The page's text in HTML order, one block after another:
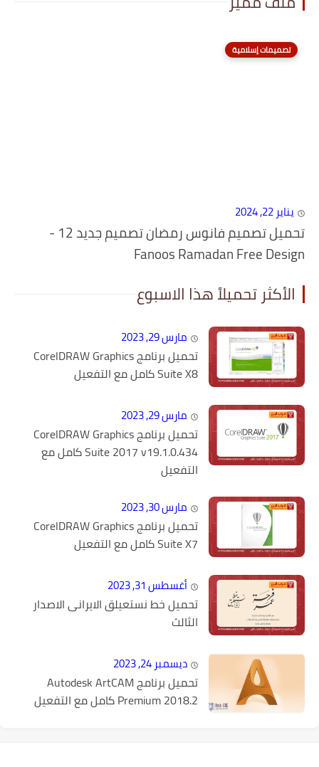
تصميمات إسلامية
يناير 22, 2024
تحميل تصميم فانوس رمضان تصميم جديد 12 -
Fanoos Ramadan Free Design
الأكثر تحميلاً هذا الاسبوع
مارس 29, 2023
تحميل برنامج CorelDRAW Graphics
Suite X8 كامل مع التفعيل
مارس 29, 2023
تحميل برنامج CorelDRAW Graphics
Suite 2017 v19.1.0.434 كامل مع
التفعيل
مارس 30, 2023
تحميل برنامج CorelDRAW Graphics
Suite X7 كامل مع التفعيل
أغسطس 31, 2023
تحميل خط نستعيلق الايرانى الاصدار
الثالث
ديسمبر 24, 2023
تحميل برنامج Autodesk ArtCAM
Premium 2018.2 كامل مع التفعيل